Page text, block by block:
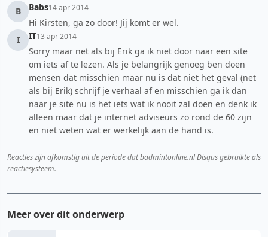
B Babs14 apr 2014
Hi Kirsten, ga zo door! Jij komt er wel.
I
IT13 apr 2014
Sorry maar net als bij Erik ga ik niet door naar een site
om iets af te lezen. Als je belangrijk genoeg ben doen
mensen dat misschien maar nu is dat niet het geval (net
als bij Erik) schrijf je verhaal af en misschien ga ik dan
naar je site nu is het iets wat ik nooit zal doen en denk ik
alleen maar dat je internet adviseurs zo rond de 60 zijn
en niet weten wat er werkelijk aan de hand is.
Reacties zijn afkomstig uit de periode dat badmintonline.nl Disqus gebruikte als
reactiesysteem.
Meer over dit onderwerp